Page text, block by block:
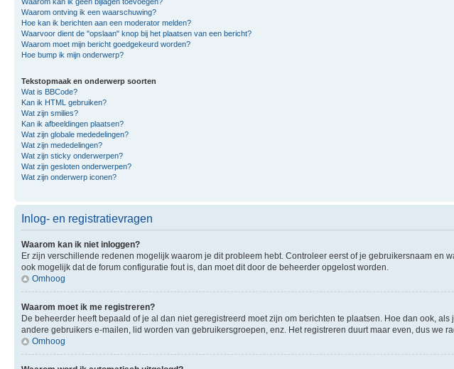
Waarom ontving ik een waarschuwing?
Hoe kan ik berichten aan een moderator melden?
Waarvoor dient de "opslaan" knop bij het plaatsen van een bericht?
Waarom moet mijn bericht goedgekeurd worden?
Hoe bump ik mijn onderwerp?
Tekstopmaak en onderwerp soorten
Wat is BBCode?
Kan ik HTML gebruiken?
Wat zijn smilies?
Kan ik afbeeldingen plaatsen?
Wat zijn globale mededelingen?
Wat zijn mededelingen?
Wat zijn sticky onderwerpen?
Wat zijn gesloten onderwerpen?
Wat zijn onderwerp iconen?
Inlog- en registratievragen
Waarom kan ik niet inloggen?
Er zijn verschillende redenen mogelijk waarom je dit probleem hebt. Controleer eerst of je gebruikersnaam
ook mogelijk dat de forum configuratie fout is, dan moet dit door de beheerder opgelost worden.
Omhoog
Waarom moet ik me registreren?
De beheerder heeft bepaald of je al dan niet geregistreerd moet zijn om berichten te plaatsen. Hoe dan ook,
andere gebruikers e-mailen, lid worden van gebruikersgroepen, enz. Het registreren duurt maar even, dus we
Omhoog